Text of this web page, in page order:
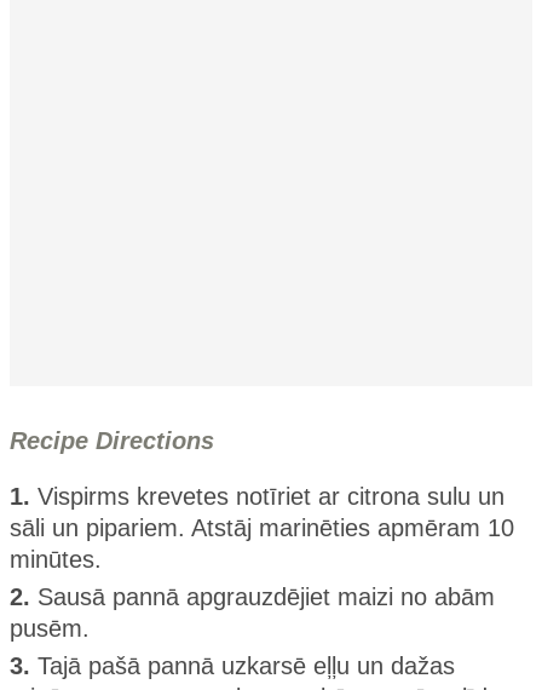
Recipe Directions
1. Vispirms krevetes notīriet ar citrona sulu un
sāli un pipariem. Atstāj marinēties apmēram 10
minūtes.
2. Sausā pannā apgrauzdējiet maizi no abām
pusēm.
3. Tajā pašā pannā uzkarsē eļļu un dažas